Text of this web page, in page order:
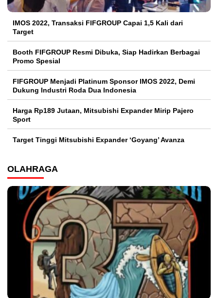
IMOS 2022, Transaksi FIFGROUP Capai 1,5 Kali dari
Target
Booth FIFGROUP Resmi Dibuka, Siap Hadirkan Berbagai
Promo Spesial
FIFGROUP Menjadi Platinum Sponsor IMOS 2022, Demi
Dukung Industri Roda Dua Indonesia
Harga Rp189 Jutaan, Mitsubishi Expander Mirip Pajero
Sport
Target Tinggi Mitsubishi Expander ‘Goyang’ Avanza
OLAHRAGA